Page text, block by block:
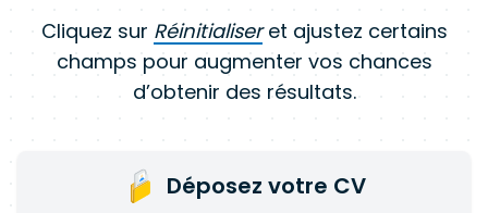
Cliquez sur Réinitialiseret ajustez certains
champs pour augmenter vos chances
d’obtenir des résultats.
Déposez votre CV